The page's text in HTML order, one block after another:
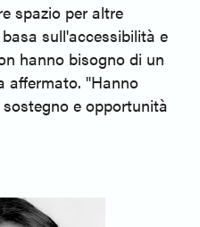
spazio per altre
sull'accessibilità e
hanno bisogno di un
affermato. "Hanno
e opportunità